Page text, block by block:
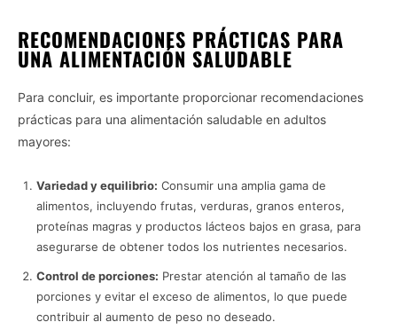
RECOMENDACIONES PRÁCTICAS PARA
UNA ALIMENTACIÓN SALUDABLE
Para concluir, es importante proporcionar recomendaciones
prácticas para una alimentación saludable en adultos
mayores:
Variedad y equilibrio: Consumir una amplia gama de
alimentos, incluyendo frutas, verduras, granos enteros,
proteínas magras y productos lácteos bajos en grasa, para
asegurarse de obtener todos los nutrientes necesarios.
Control de porciones: Prestar atención al tamaño de las
porciones y evitar el exceso de alimentos, lo que puede
contribuir al aumento de peso no deseado.